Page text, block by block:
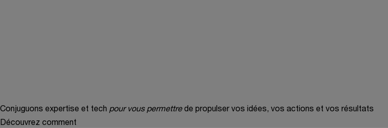
Conjuguons expertise et tech pour vous permettre de propulser vos idées, vos actions et vos résultats
Découvrez comment